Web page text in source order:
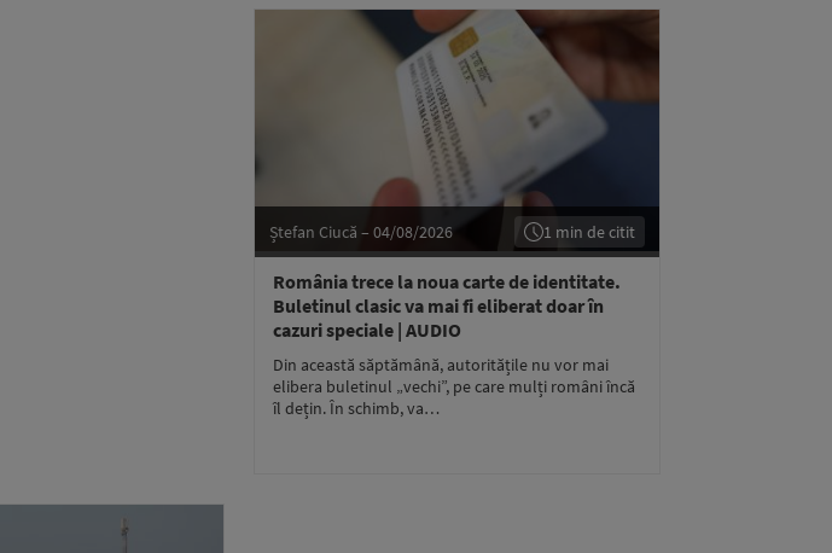
Ștefan Ciucă – 04/08/2026 1 min de citit
România trece la noua carte de identitate.
Buletinul clasic va mai fi eliberat doar în
cazuri speciale | AUDIO
Din această săptămână, autoritățile nu vor mai
elibera buletinul „vechi”, pe care mulți români încă
îl dețin. În schimb, va…